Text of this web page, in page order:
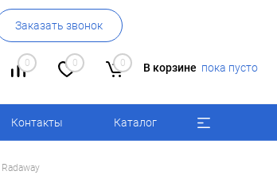
Заказать звонок
0 0 0 В корзине пока пусто
Контакты Каталог
Radaway